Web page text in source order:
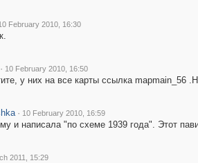
February 2010, 16:30
· 10 February 2010, 16:50
у них на все карты ссылка mapmain_56
· 10 February 2010, 16:59
и написала "по схеме 1939 года". Этот
2011, 15:29